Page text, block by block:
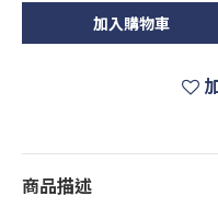
加入購物車
商品描述